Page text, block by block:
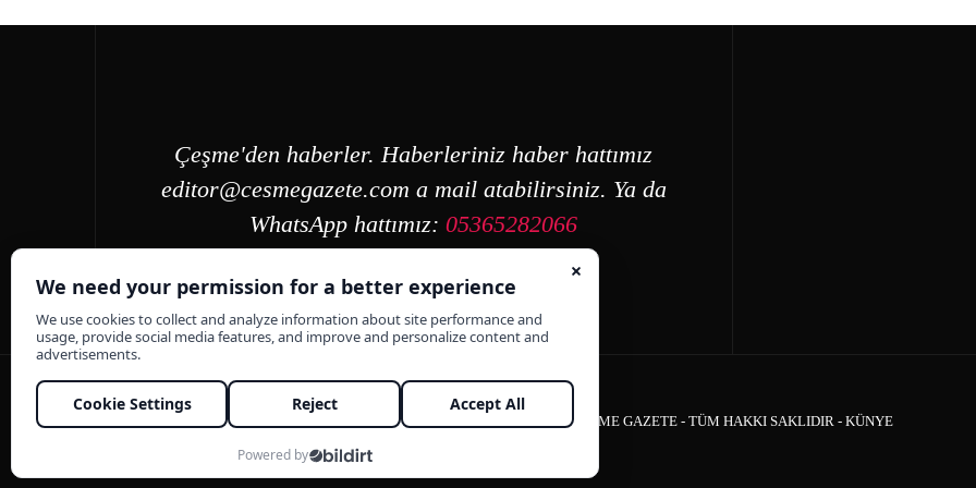
Çeşme'den haberler. Haberleriniz haber hattımız
editor@cesmegazete.com a mail atabilirsiniz. Ya da
WhatsApp hattımız:05365282066
ÇEŞME GAZETE - TÜM HAKKI SAKLIDIR - KÜNYE